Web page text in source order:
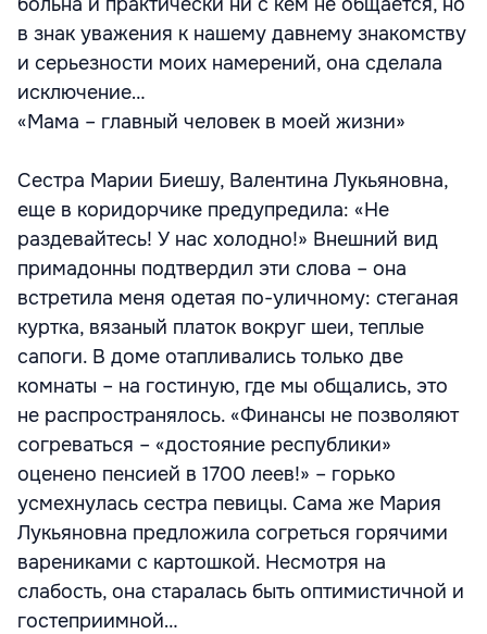
в знак уважения к нашему давнему знакомству
и серьезности моих намерений, она сделала
исключение…
«Мама – главный человек в моей жизни»
Сестра Марии Биешу, Валентина Лукьяновна,
еще в коридорчике предупредила: «Не
раздевайтесь! У нас холодно!» Внешний вид
примадонны подтвердил эти слова – она
встретила меня одетая по-уличному: стеганая
куртка, вязаный платок вокруг шеи, теплые
сапоги. В доме отапливались только две
комнаты – на гостиную, где мы общались, это
не распространялось. «Финансы не позволяют
согреваться – «достояние республики»
оценено пенсией в 1700 леев!» – горько
усмехнулась сестра певицы. Сама же Мария
Лукьяновна предложила согреться горячими
варениками с картошкой. Несмотря на
слабость, она старалась быть оптимистичной и
гостеприимной…